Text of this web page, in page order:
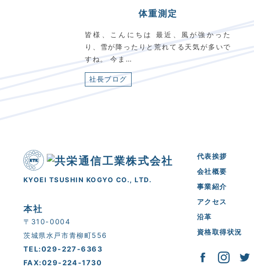
体重測定
皆様、こんにちは 最近、風が強かった
り、雪が降ったりと荒れてる天気が多いで
すね。 今ま…
社長ブログ
KYOEI TSUSHIN KOGYO CO., LTD.
本社
〒310-0004
茨城県水戸市青柳町556
TEL:029-227-6363
FAX:029-224-1730
代表挨拶
会社概要
事業紹介
アクセス
沿革
資格取得状況